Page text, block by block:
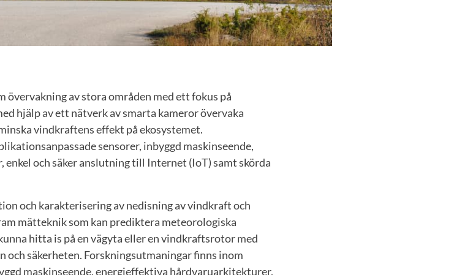
av stora områden med ett fokus på
hjälp av ett nätverk av smarta kameror övervaka
vindkraftens effekt på ekosystemet.
sensorer, inbyggd maskinseende,
och säker anslutning till Internet (IoT) samt skörda
och karakterisering av nedisning av vindkraft och
mätteknik som kan prediktera meteorologiska
hitta is på en vägyta eller en vindkraftsrotor med
säkerheten. Forskningsutmaningar finns inom
maskinseende, energieffektiva hårdvaruarkitekturer,